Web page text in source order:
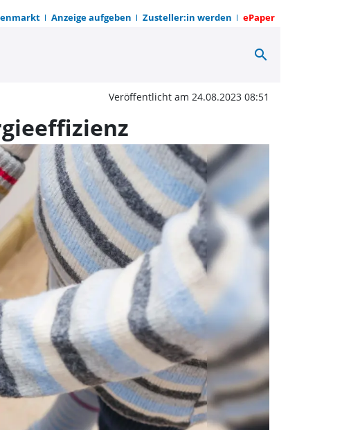
Anzeige aufgeben Zusteller:in werden ePaper
ganz dicht? - search
Veröffentlicht am 24.08.2023 08:51